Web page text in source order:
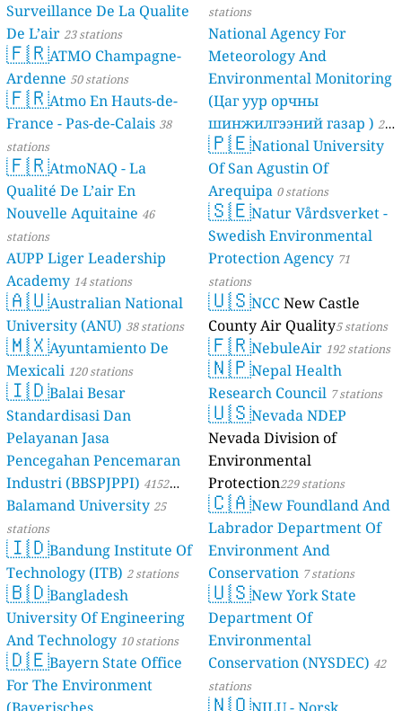
Surveillance De La Qualite
De L’air 23 stations
🇫🇷ATMO Champagne-
Ardenne 50 stations
🇫🇷Atmo En Hauts-de-
France - Pas-de-Calais 38
stations
🇫🇷AtmoNAQ - La
Qualité De L’air En
Nouvelle Aquitaine 46
stations
AUPP Liger Leadership
Academy 14 stations
🇦🇺Australian National
University (ANU) 38 stations
🇲🇽Ayuntamiento De
Mexicali 120 stations
🇮🇩Balai Besar
Standardisasi Dan
Pelayanan Jasa
Pencegahan Pencemaran
Industri (BBSPJPPI) 4152
stations
Balamand University25
stations
🇮🇩Bandung Institute Of
Technology (ITB) 2 stations
🇧🇩Bangladesh
University Of Engineering
And Technology 10 stations
🇩🇪Bayern State Office
For The Environment
stations
National Agency For
Meteorology And
Environmental Monitoring
(Цаг уур орчны
шинжилгээний газар ) 21
stations
🇵🇪National University
Of San Agustin Of
Arequipa 0 stations
🇸🇪Natur Vårdsverket -
Swedish Environmental
Protection Agency 71
stations
🇺🇸NCCNew Castle
County Air Quality5 stations
🇫🇷NebuleAir 192 stations
🇳🇵Nepal Health
Research Council 7 stations
🇺🇸Nevada NDEP
Nevada Division of
Environmental
Protection229 stations
🇨🇦New Foundland And
Labrador Department Of
Environment And
Conservation 7 stations
🇺🇸New York State
Department Of
Environmental
Conservation (NYSDEC) 42
stations
🇳🇴